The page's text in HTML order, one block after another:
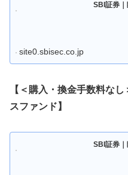
SBI証券
site0.sbisec.co.jp
【＜購入・換金手数料な
スファンド】
SBI証券